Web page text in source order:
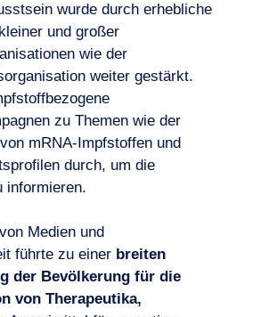
wurde durch erhebliche
und großer
wie der
weiter gestärkt.
zu Themen wie der
mRNA-Impfstoffen und
durch, um die
informieren.
Medien und
führte zu einer breiten
der Bevölkerung für die
von Therapeutika,